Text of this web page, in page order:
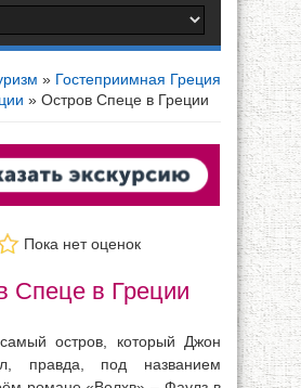
» Гостеприимная Греция
» Остров Спеце в Греции
Пока нет оценок
Спеце в Греции
остров, который Джон
правда, под названием